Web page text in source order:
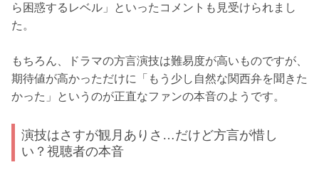
ら困惑するレベル」といったコメントも見受けられまし
た。
もちろん、ドラマの方言演技は難易度が高いものですが、
期待値が高かっただけに「もう少し自然な関西弁を聞きた
かった」というのが正直なファンの本音のようです。
演技はさすが観月ありさ…だけど方言が惜し
い？視聴者の本音